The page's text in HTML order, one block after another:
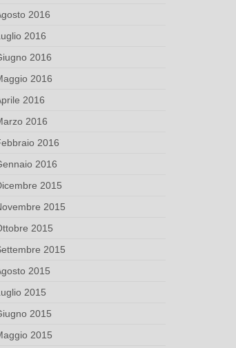
2016
2016
2016
2016
2016
2016
2016
2016
2015
2015
2015
2015
2015
2015
2015
2015